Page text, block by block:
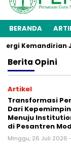
BERANDA
Kemandirian
Berita Opini
Artikel
Transformasi
Dari
Menuju
di Pesantren
Minggu, 26 Juli 2026 -